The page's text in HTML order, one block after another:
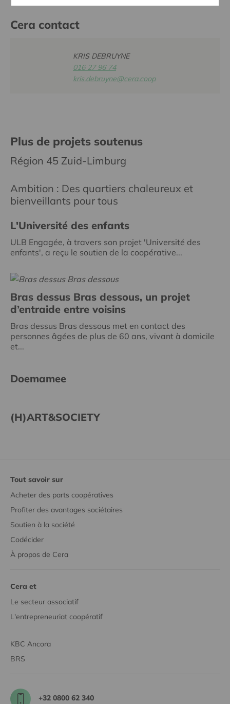
Cera contact
KRIS DEBRUYNE
016 27 96 74
kris.debruyne@cera.coop
Plus de projets soutenus
Région 45 Zuid-Limburg
Ambition : Des quartiers chaleureux et
bienveillants pour tous
L'Université des enfants
ULB Engagée, à travers son projet 'Université des
enfants', a reçu le soutien de la coopérative...
Bras dessus Bras dessous, un projet
d’entraide entre voisins
Bras dessus Bras dessous met en contact des
personnes âgées de plus de 60 ans, vivant à domicile
et...
Doemamee
(H)ART&SOCIETY
Tout savoir sur
Acheter des parts coopératives
Profiter des avantages sociétaires
Soutien à la société
Codécider
À propos de Cera
Cera et
Le secteur associatif
L'entrepreneuriat coopératif
KBC Ancora
BRS
+32 0800 62 340